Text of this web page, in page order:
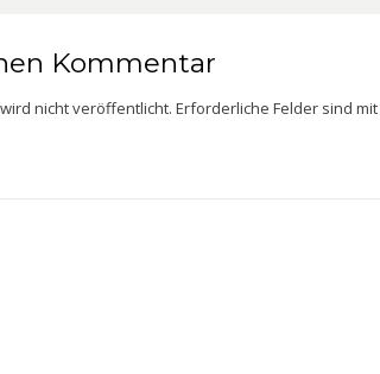
Kommentar
nicht veröffentlicht. Erforderliche Felder sind mit